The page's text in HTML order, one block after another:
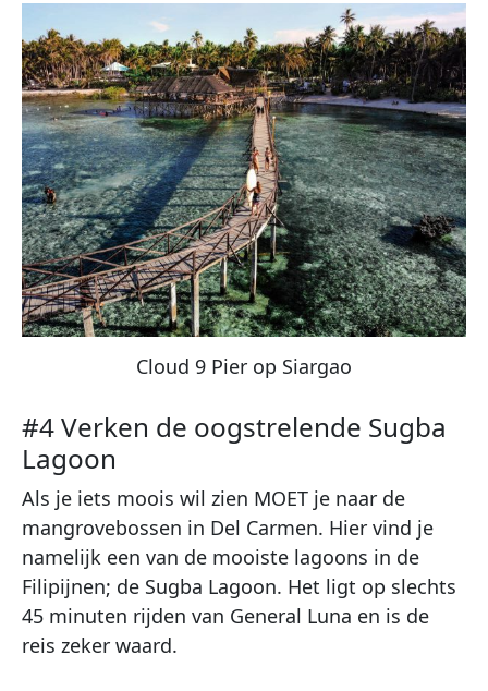
Cloud 9 Pier op Siargao
#4 Verken de oogstrelende Sugba
Lagoon
Als je iets moois wil zien MOET je naar de
mangrovebossen in Del Carmen. Hier vind je
namelijk een van de mooiste lagoons in de
Filipijnen; de Sugba Lagoon. Het ligt op slechts
45 minuten rijden van General Luna en is de
reis zeker waard.